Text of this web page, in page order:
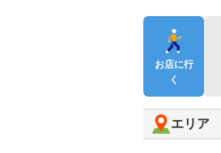
お店に行
く
エリア